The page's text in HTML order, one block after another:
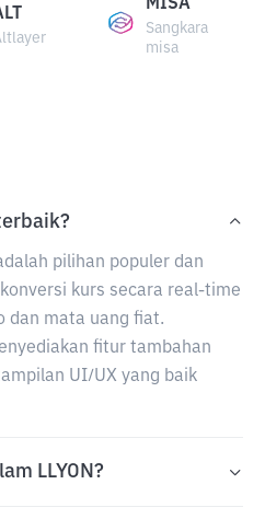
MISA
Sangkara
misa
pilihan populer dan
kurs secara real-time
dan mata uang fiat.
fitur tambahan
UI/UX yang baik
LLYON?